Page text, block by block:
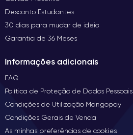
Desconto Estudantes
30 dias para mudar de ideia
Garantia de 36 Meses
Informações adicionais
FAQ
Política de Proteção de Dados Pessoais
Condições de Utilização Mangopay
Condições Gerais de Venda
As minhas preferências de cookies